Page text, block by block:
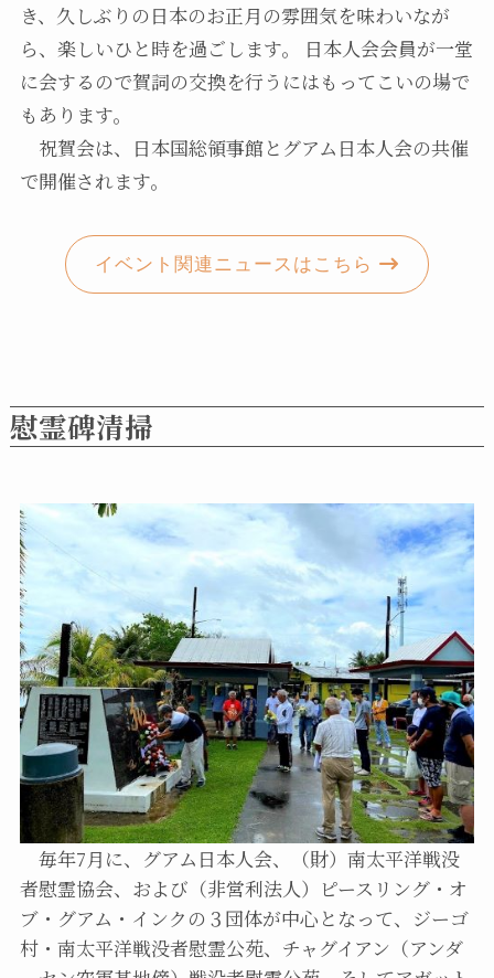
き、久しぶりの日本のお正月の雰囲気を味わいなが
ら、楽しいひと時を過ごします。 日本人会会員が一堂
に会するので賀詞の交換を行うにはもってこいの場で
もあります。
祝賀会は、日本国総領事館とグアム日本人会の共催
で開催されます。
イベント関連ニュースはこちら
慰霊碑清掃
毎年7月に、グアム日本人会、（財）南太平洋戦没
者慰霊協会、および（非営利法人）ピースリング・オ
ブ・グアム・インクの３団体が中心となって、ジーゴ
村・南太平洋戦没者慰霊公苑、チャグイアン（アンダ